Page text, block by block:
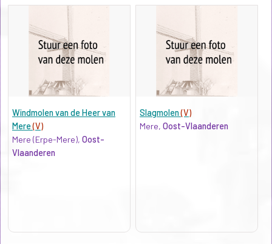
Windmolen van de Heer van
Mere(V)
Mere (Erpe-Mere), Oost-
Vlaanderen
Slagmolen(V)
Mere,Oost-Vlaanderen